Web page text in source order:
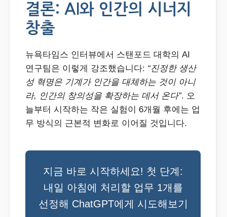
결론: AI와 인간의 시너지
창출
뉴욕타임스 인터뷰에서 스탠포드 대학의 AI
연구팀은 이렇게 강조했습니다: “진정한 생산
성 혁명은 기계가 인간을 대체하는 것이 아니
라, 인간의 창의성을 확장하는 데서 온다”. 오
늘부터 시작하는 작은 실험이 6개월 후에는 업
무 방식의 근본적 변화로 이어질 것입니다.
지금 바로 시작하세요! 첫 단계:
내일 아침에 처리할 업무 1개를
선정해 ChatGPT에게 시도해보기